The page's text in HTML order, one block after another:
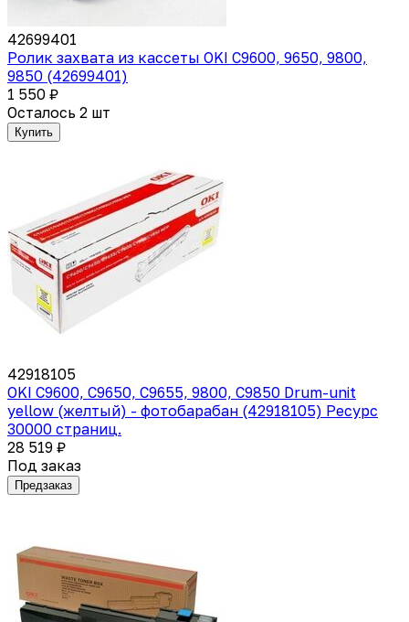
42699401
Ролик захвата из кассеты OKI C9600, 9650, 9800,
9850 (42699401)
1 550 ₽
Осталось 2 шт
Купить
42918105
OKI C9600, C9650, C9655, 9800, C9850 Drum-unit
yellow (желтый) - фотобарабан (42918105) Ресурс
30000 страниц.
28 519 ₽
Под заказ
Предзаказ